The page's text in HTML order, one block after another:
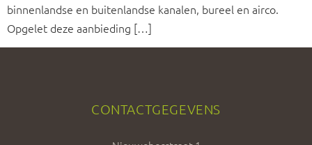
binnenlandse en buitenlandse kanalen, bureel en airco.
Opgelet deze aanbieding […]
CONTACTGEGEVENS